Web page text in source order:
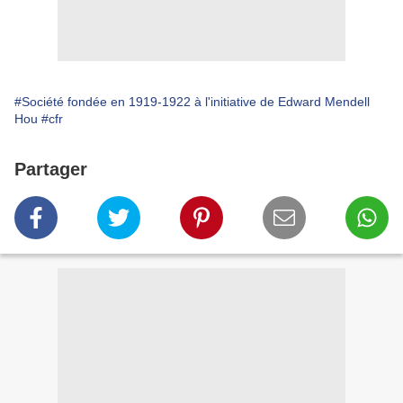
#Société fondée en 1919-1922 à l'initiative de Edward Mendell
Hou #cfr
Partager